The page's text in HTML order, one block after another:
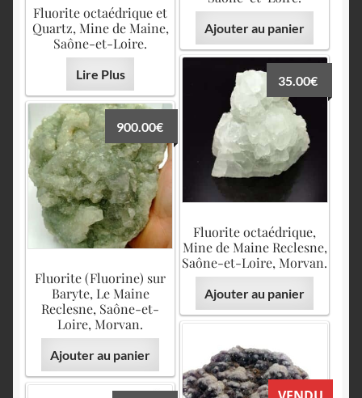
Ajouter au panier
Fluorite octaédrique et
Quartz, Mine de Maine,
Saône-et-Loire.
Lire Plus
Fluorite octaédrique,
Mine de Maine Reclesne,
Saône-et-Loire, Morvan.
35.00€
Ajouter au panier
Fluorite (Fluorine) sur
Baryte, Le Maine
Reclesne, Saône-et-
Loire, Morvan.
900.00€
Ajouter au panier